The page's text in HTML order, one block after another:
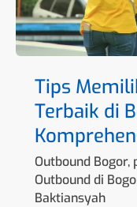
Tips
Terbaik di
Outbound Bogor,
Outbound di
Baktiansyah